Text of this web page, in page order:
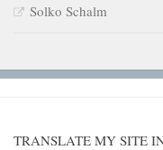
Solko Schalm
TRANSLATE MY SITE